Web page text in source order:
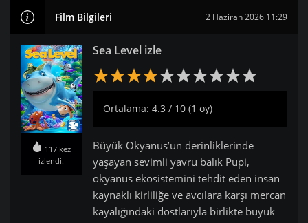
Film Bilgileri 2 Haziran 2026 11:29
117 kez
izlendi.
Sea Level izle
Ortalama: 4.3 / 10 (1 oy)
Büyük Okyanus’un derinliklerinde
yaşayan sevimli yavru balık Pupi,
okyanus ekosistemini tehdit eden insan
kaynaklı kirliliğe ve avcılara karşı mercan
kayalığındaki dostlarıyla birlikte büyük